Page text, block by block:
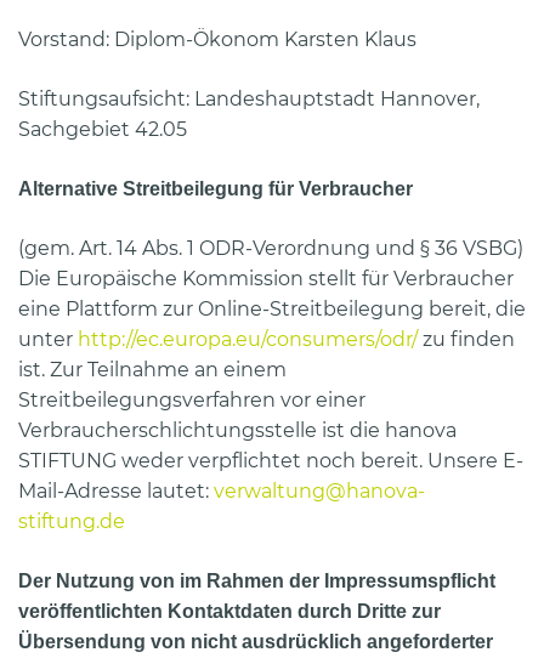
Vorstand: Diplom-Ökonom Karsten Klaus
Stiftungsaufsicht: Landeshauptstadt Hannover,
Sachgebiet 42.05
Alternative Streitbeilegung für Verbraucher
(gem. Art. 14 Abs. 1 ODR-Verordnung und § 36 VSBG)
Die Europäische Kommission stellt für Verbraucher
eine Plattform zur Online-Streitbeilegung bereit, die
unter http://ec.europa.eu/consumers/odr/zu finden
ist. Zur Teilnahme an einem
Streitbeilegungsverfahren vor einer
Verbraucherschlichtungsstelle ist die hanova
STIFTUNG weder verpflichtet noch bereit. Unsere E-
Mail-Adresse lautet: verwaltung@hanova-
stiftung.de
Der Nutzung von im Rahmen der Impressumspflicht
veröffentlichten Kontaktdaten durch Dritte zur
Übersendung von nicht ausdrücklich angeforderter